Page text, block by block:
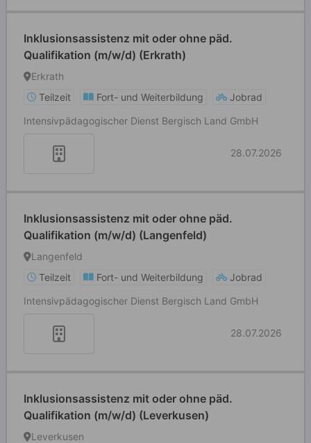
Inklusionsassistenz mit oder ohne päd.
Qualifikation (m/w/d) (Erkrath)
Erkrath
Teilzeit
Fort- und Weiterbildung
Jobrad
Intensivpädagogischer Dienst Bergisch Land GmbH
28.07.2026
Inklusionsassistenz mit oder ohne päd.
Qualifikation (m/w/d) (Langenfeld)
Langenfeld
Teilzeit
Fort- und Weiterbildung
Jobrad
Intensivpädagogischer Dienst Bergisch Land GmbH
28.07.2026
Inklusionsassistenz mit oder ohne päd.
Qualifikation (m/w/d) (Leverkusen)
Leverkusen